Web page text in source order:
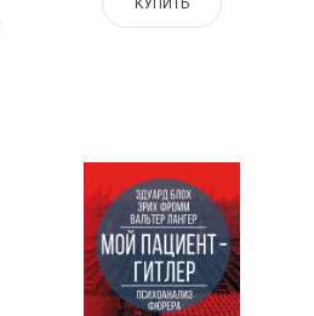
КУПИТЬ